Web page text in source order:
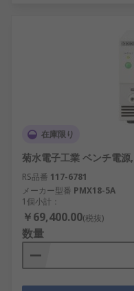
在庫限り
菊水電子工業 ベンチ電
RS品番 117-6781
メーカー型番 PMX18-5A
1個小計：
￥69,400.00(税抜)
数量